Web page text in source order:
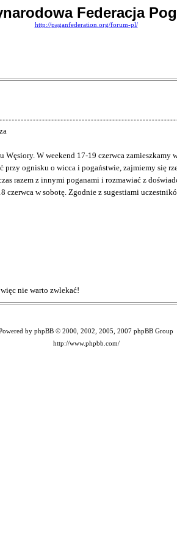
Federacja
http://paganfederation.org/forum-pl/
Węsiory. W weekend 17-19 czerwca
ognisku o wicca i pogaństwie, zajmiemy się
razem z innymi poganami i rozmawiać z
czerwca w sobotę. Zgodnie z sugestiami
nie warto zwlekać!
by phpBB © 2000, 2002, 2005, 2007 phpBB Group
http://www.phpbb.com/